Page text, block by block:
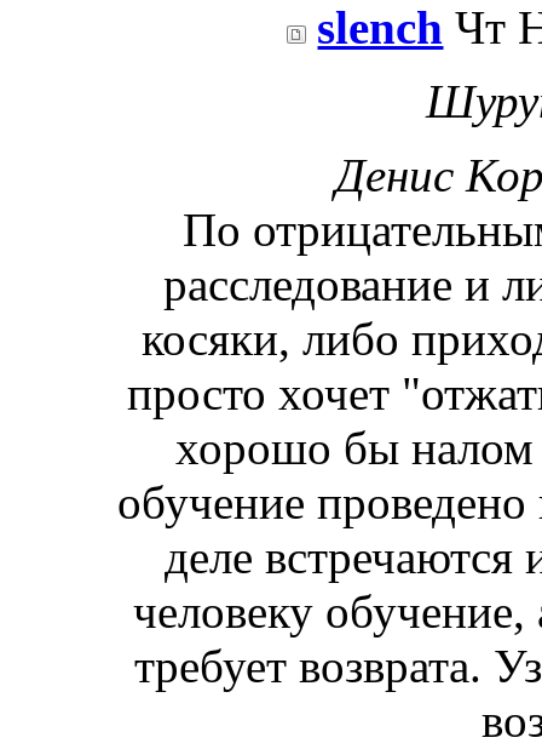
slench Чт
Денис
По
расследование и
косяки, либо
просто хочет
хорошо бы
обучение
деле встречаются
человеку
требует возврата.